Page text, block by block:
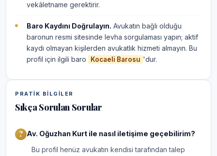
vekâletname gerektirir.
Baro Kaydını Doğrulayın. Avukatın bağlı olduğu
baronun resmi sitesinde levha sorgulaması yapın; aktif
kaydı olmayan kişilerden avukatlık hizmeti almayın. Bu
profil için ilgili baro
Kocaeli Barosu 'dur.
PRATIK BILGILER
Sıkça Sorulan Sorular
Av. Oğuzhan Kurt ile nasıl iletişime geçebilirim?
Bu profil henüz avukatın kendisi tarafından talep